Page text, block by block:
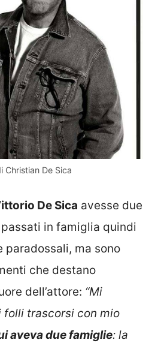
Christian De Sica
De Sica avesse due
in famiglia quindi
paradossali, ma sono
che destano
dell’attore: “Mi
folli trascorsi con mio
aveva due famiglie: la